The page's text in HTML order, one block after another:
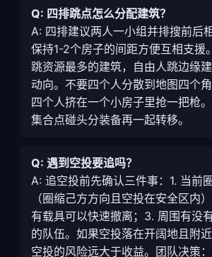
Q: 四排跳点怎么分配建筑？
A: 四排建议两人一小组并排搜前后
保持1-2个房子的间距方便互相支援
跳资源最多的建筑，自由人跳边缘
动向。不要四个人分散到地图四个
四个人挤在一个小房子里抢一把枪
集合点碰头分装备再一起转移。
Q: 遇到空投要追吗？
A: 追空投前先确认三件事：1. 当前
（圈缩己方方向且空投在安全区内
有载具可以快速撤离；3. 周围有没
的队伍。如果空投落在开阔地且附
空投的风险远大于收益。团队决策